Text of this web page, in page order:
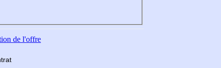
de l'offre